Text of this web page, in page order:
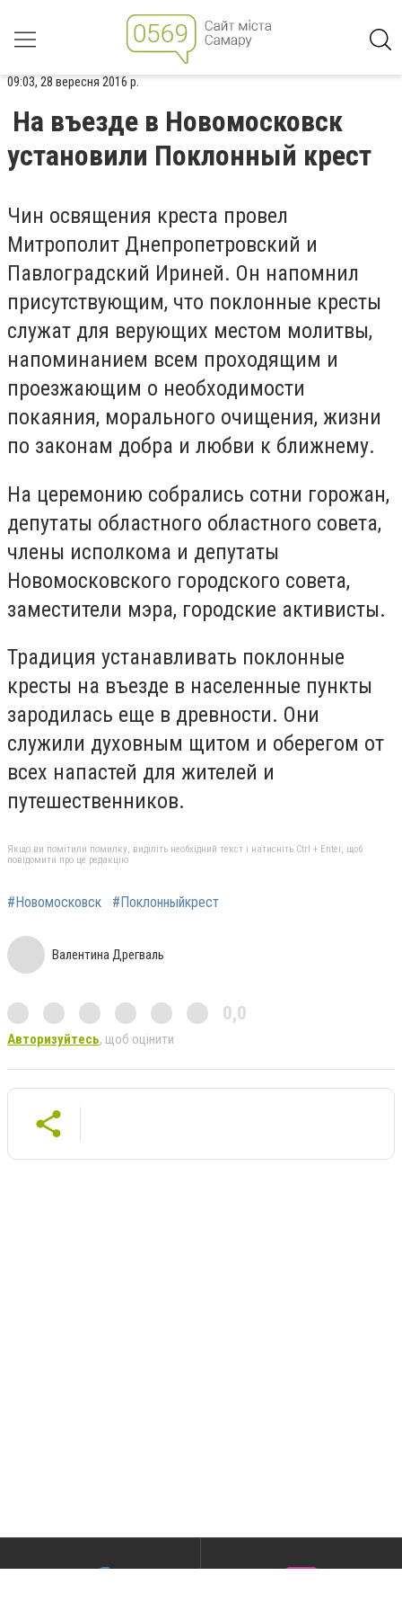
09:03, 28 вересня 2016 р.
На въезде в Новомосковск
установили Поклонный крест
Чин освящения креста провел
Митрополит Днепропетровский и
Павлоградский Ириней. Он напомнил
присутствующим, что поклонные кресты
служат для верующих местом молитвы,
напоминанием всем проходящим и
проезжающим о необходимости
покаяния, морального очищения, жизни
по законам добра и любви к ближнему.
На церемонию собрались сотни горожан,
депутаты областного областного совета,
члены исполкома и депутаты
Новомосковского городского совета,
заместители мэра, городские активисты.
Традиция устанавливать поклонные
кресты на въезде в населенные пункты
зародилась еще в древности. Они
служили духовным щитом и оберегом от
всех напастей для жителей и
путешественников.
Якщо ви помітили помилку, виділіть необхідний текст і натисніть Ctrl + Enter, щоб
повідомити про це редакцію
#Новомосковск #Поклонныйкрест
Валентина Дрегваль
0,0
Авторизуйтесь, щоб оцінити